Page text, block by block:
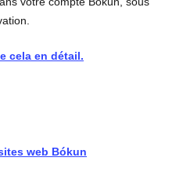
cela en détail.
web Bókun